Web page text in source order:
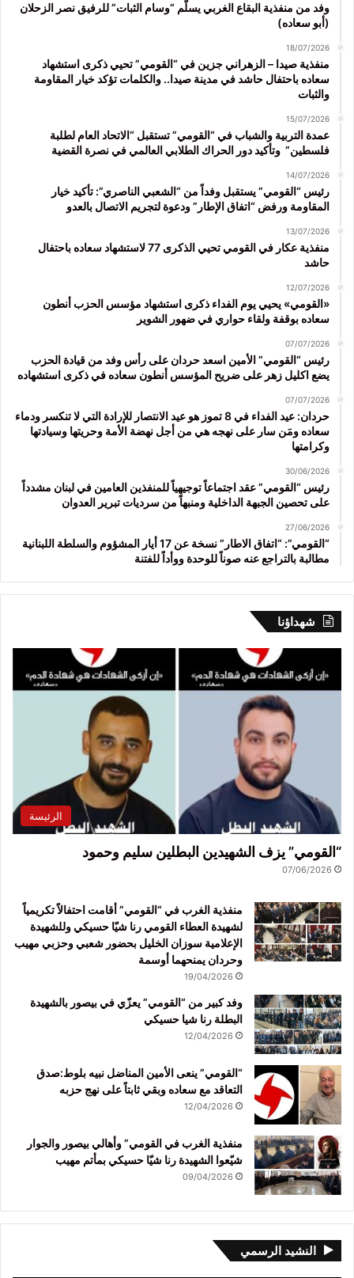
وفد من منفذية البقاع الغربي يسلّم “وسام الثبات” للرفيق نصر الزحلان
(أبو سعاده)
18/07/2026
منفذية صيدا – الزهراني جزين في “القومي” تحيي ذكرى استشهاد
سعاده باحتفال حاشد في مدينة صيدا.. والكلمات تؤكد خيار المقاومة
والثبات
15/07/2026
عمدة التربية والشباب في “القومي” تستقبل “الاتحاد العام لطلبة
فلسطين” وتأكيد دور الحراك الطلابي العالمي في نصرة القضية
14/07/2026
رئيس “القومي” يستقبل وفداً من “الشعبي الناصري”: تأكيد خيار
المقاومة ورفض “اتفاق الإطار” ودعوة لتجريم الاتصال بالعدو
13/07/2026
منفذية عكار في القومي تحيي الذكرى 77 لاستشهاد سعاده باحتفال
حاشد
12/07/2026
«القومي» يحيي يوم الفداء ذكرى استشهاد مؤسس الحزب أنطون
سعاده بوقفة ولقاء حواري في ضهور الشوير
07/07/2026
رئيس “القومي” الأمين اسعد حردان على رأس وفد من قيادة الحزب
يضع اكليل زهر على ضريح المؤسس أنطون سعاده في ذكرى استشهاده
07/07/2026
حردان: عيد الفداء في 8 تموز هو عيد الانتصار للإرادة التي لا تنكسر ودماء
سعاده ومَن سار على نهجه هي من أجل نهضة الأمة وحريتها وسيادتها
وكرامتها
30/06/2026
رئيس “القومي” عقد اجتماعاً توجيهياً للمنفذين العامين في لبنان مشدداً
على تحصين الجبهة الداخلية ومنبهاً من سرديات تبرير العدوان
27/06/2026
“القومي”: “اتفاق الاطار” نسخة عن 17 أيار المشؤوم والسلطة اللبنانية
مطالبة بالتراجع عنه صوناً للوحدة ووأداً للفتنة
شهداؤنا
الرئيسة
“القومي” يزف الشهيدين البطلين سليم وحمود
07/06/2026
منفذية الغرب في “القومي” أقامت احتفالاً تكريمياً
لشهيدة العطاء القومي رنا شيّا حسيكي وللشهيدة
الإعلامية سوزان الخليل بحضور شعبي وحزبي مهيب
وحردان يمنحهما أوسمة
19/04/2026
وفد كبير من “القومي” يعزّي في بيصور بالشهيدة
البطلة رنا شيا حسيكي
12/04/2026
“القومي” ينعى الأمين المناضل نبيه بلوط:صدق
التعاقد مع سعاده وبقي ثابتاً على نهج حزبه
12/04/2026
منفذية الغرب في القومي” وأهالي بيصور والجوار
شيّعوا الشهيدة رنا شيّا حسيكي بمأتم مهيب
09/04/2026
النشيد الرسمي